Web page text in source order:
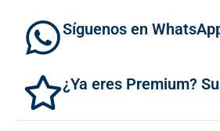
Síguenos en
¿Ya eres Premium?